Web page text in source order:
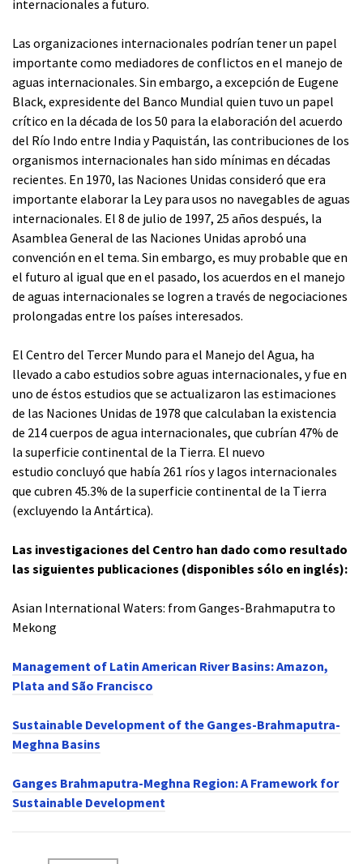
internacionales a futuro.
Las organizaciones internacionales podrían tener un papel
importante como mediadores de conflictos en el manejo de
aguas internacionales. Sin embargo, a excepción de Eugene
Black, expresidente del Banco Mundial quien tuvo un papel
crítico en la década de los 50 para la elaboración del acuerdo
del Río Indo entre India y Paquistán, las contribuciones de los
organismos internacionales han sido mínimas en décadas
recientes. En 1970, las Naciones Unidas consideró que era
importante elaborar la Ley para usos no navegables de aguas
internacionales. El 8 de julio de 1997, 25 años después, la
Asamblea General de las Naciones Unidas aprobó una
convención en el tema. Sin embargo, es muy probable que en
el futuro al igual que en el pasado, los acuerdos en el manejo
de aguas internacionales se logren a través de negociaciones
prolongadas entre los países interesados.
El Centro del Tercer Mundo para el Manejo del Agua, ha
llevado a cabo estudios sobre aguas internacionales, y fue en
uno de éstos estudios que se actualizaron las estimaciones
de las Naciones Unidas de 1978 que calculaban la existencia
de 214 cuerpos de agua internacionales, que cubrían 47% de
la superficie continental de la Tierra. El nuevo
estudio concluyó que había 261 ríos y lagos internacionales
que cubren 45.3% de la superficie continental de la Tierra
(excluyendo la Antártica).
Las investigaciones del Centro han dado como resultado
las siguientes publicaciones (disponibles sólo en inglés):
Asian International Waters: from Ganges-Brahmaputra to
Mekong
Management of Latin American River Basins: Amazon,
Plata and São Francisco
Sustainable Development of the Ganges-Brahmaputra-
Meghna Basins
Ganges Brahmaputra-Meghna Region: A Framework for
Sustainable Development